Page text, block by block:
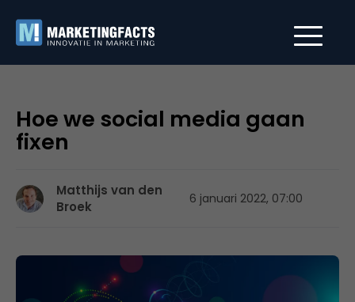
Hoe we social media gaan
fixen
Matthijs van den
Broek
6 januari 2022, 07:00